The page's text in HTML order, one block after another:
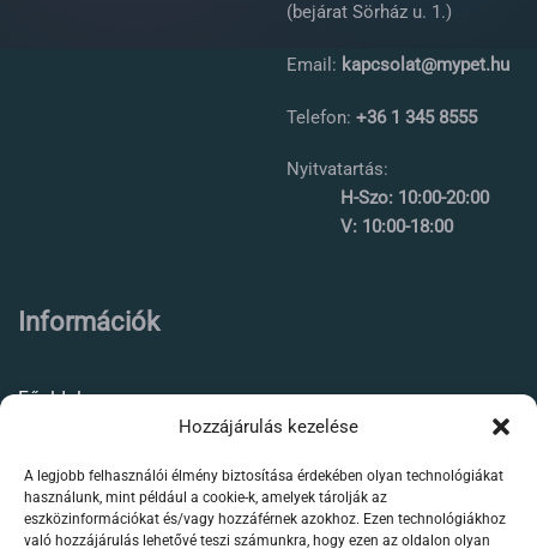
Hozzájárulás kezelése
A legjobb felhasználói élmény biztosítása érdekében olyan technológiákat
használunk, mint például a cookie-k, amelyek tárolják az
eszközinformációkat és/vagy hozzáférnek azokhoz. Ezen technológiákhoz
való hozzájárulás lehetővé teszi számunkra, hogy ezen az oldalon olyan
(bejárat Sörház u. 1.)
Email: kapcsolat@mypet.hu
Telefon: +36 1 345 8555
Nyitvatartás:
H-Szo: 10:00-20:00
V: 10:00-18:00
Információk
Főoldal
Élőállat kereskedés
Forgalmazott termékeink